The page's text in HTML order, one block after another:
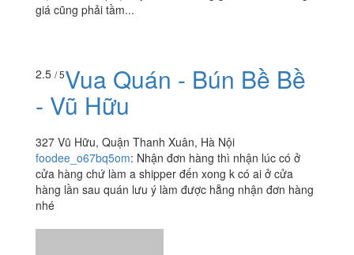
18 Khuất Duy Tiến, Quận Thanh Xuân, Hà Nội
niệm cho các phụ huynh Đi ăn cùng gia đình nên cũng b
giá cũng phải tầm...
2.5 / 5Vua Quán - Bún Bề Bề
- Vũ Hữu
327 Vũ Hữu, Quận Thanh Xuân, Hà Nội
foodee_o67bq5om:Nhận đơn hàng thì nhận lúc có ở